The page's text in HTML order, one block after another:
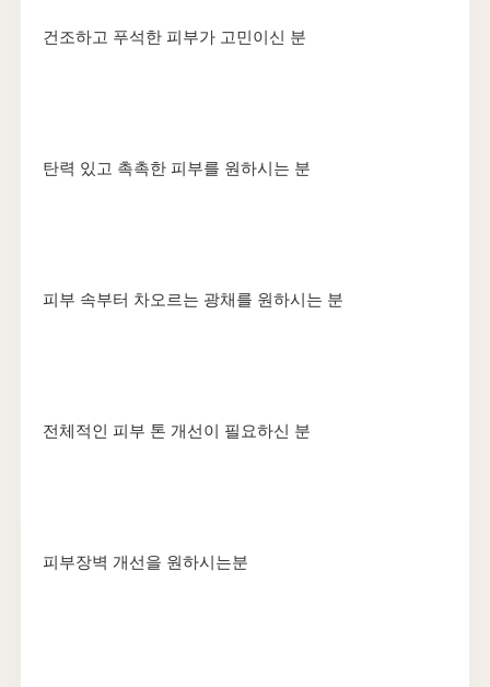
건조하고 푸석한 피부가 고민이신 분
탄력 있고 촉촉한 피부를 원하시는 분
피부 속부터 차오르는 광채를 원하시는 분
전체적인 피부 톤 개선이 필요하신 분
피부장벽 개선을 원하시는분